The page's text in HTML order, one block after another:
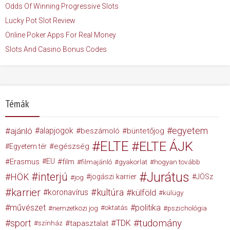
Odds Of Winning Progressive Slots
Lucky Pot Slot Review
Online Poker Apps For Real Money
Slots And Casino Bonus Codes
Témák
ajánló alapjogok beszámoló büntetőjog egyetem
Egyetem tér egészség ELTE ELTE ÁJK
Erasmus EU film filmajánló gyakorlat hogyan tovább
HÖK interjú jog jogászi karrier Jurátus JÖSz
karrier koronavírus kultúra külföld külügy
művészet nemzetközi jog oktatás politika pszichológia
sport színház tapasztalat TDK tudomány